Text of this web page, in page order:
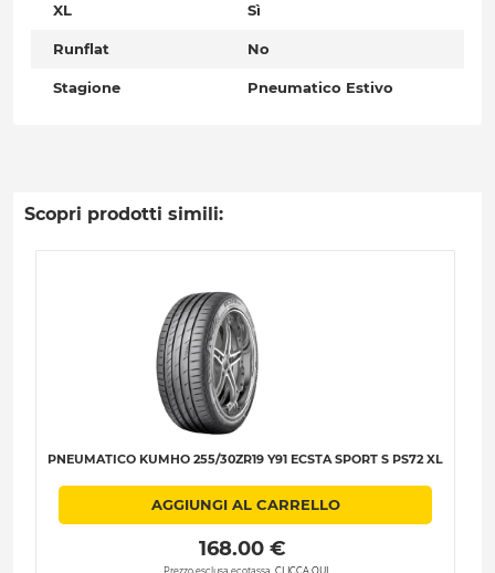
XL Sì
Runflat No
Stagione Pneumatico Estivo
Scopri prodotti simili:
PNEUMATICO KUMHO 255/30ZR19 Y91 ECSTA SPORT S PS72 XL
AGGIUNGI AL CARRELLO
168.00 €
Prezzo esclusa ecotassa. CLICCA QUI